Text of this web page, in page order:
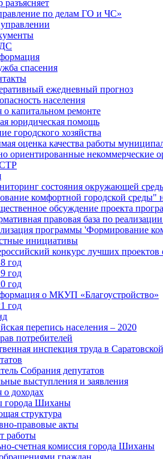
по делам ГО и ЧС»
спасения
ежедневный прогноз
населения
о капитальном ремонте
юридическая помощь
городского хозяйства
оценка качества работы
ориентированные некоммерческие
состояния окружающей
комфортной городской
обсуждение проекта
правовая база по
программы 'Формирование
инициативы
конкурс лучших
год
год
год
о МКУП «Благоустройство»
год
перепись населения – 2020
потребителей
инспекция труда в
Собрания депутатов
выступления и заявления
о доходах
города Шиханы
структура
правовые акты
работы
счетная комиссия города Шиханы
граждан